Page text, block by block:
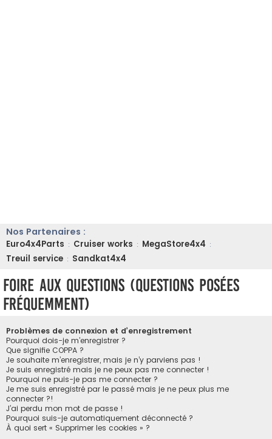
Nos Partenaires :
Euro4x4Parts : Cruiser works : MegaStore4x4 :
Treuil service : Sandkat4x4
Foire aux questions (Questions posées
fréquemment)
Problèmes de connexion et d’enregistrement
Pourquoi dois-je m’enregistrer ?
Que signifie COPPA ?
Je souhaite m’enregistrer, mais je n’y parviens pas !
Je suis enregistré mais je ne peux pas me connecter !
Pourquoi ne puis-je pas me connecter ?
Je me suis enregistré par le passé mais je ne peux plus me
connecter ?!
J’ai perdu mon mot de passe !
Pourquoi suis-je automatiquement déconnecté ?
À quoi sert « Supprimer les cookies » ?